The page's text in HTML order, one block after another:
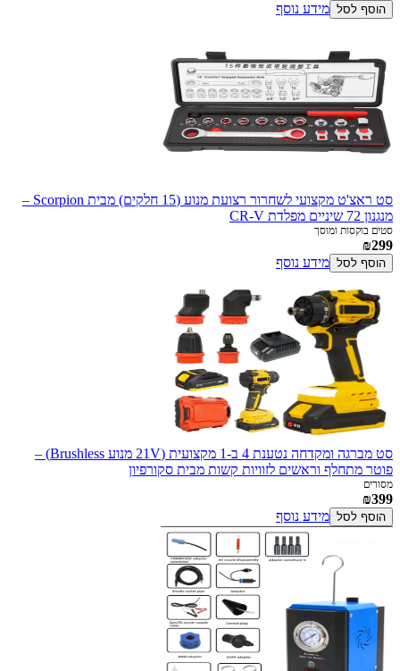
הוסף לסל מידע נוסף
סט ראצ'ט מקצועי לשחרור רצועת מנוע (15 חלקים) מבית Scorpion –
מנגנון 72 שיניים מפלדת CR-V
סטים בוקסות ומוסך
₪299
הוסף לסל מידע נוסף
סט מברגה ומקדחה נטענת 4 ב-1 מקצועית (21V מנוע Brushless) –
פוטר מתחלף וראשים לזוויות קשות מבית סקורפיון
מסורים
₪399
הוסף לסל מידע נוסף